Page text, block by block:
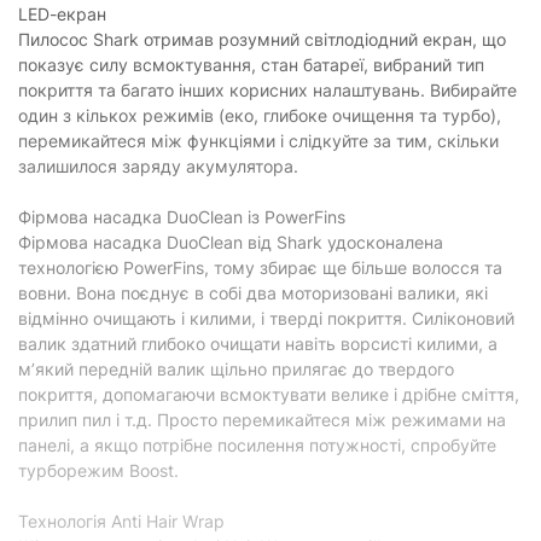
Рівень шуму:
81 дБ
Об'єм пилозбірника
:
0.7 л
Особливості
Еко-режим:
є
Турбо-режим:
є
Насадки
Для меблів: є
Щілинна:
є
М'який валик:
є
LED-екран
Пилосос Shark отримав розумний світлодіодний екран, що
показує силу всмоктування, стан батареї, вибраний тип
покриття та багато інших корисних налаштувань. Вибирайте
один з кількох режимів (еко, глибоке очищення та турбо),
перемикайтеся між функціями і слідкуйте за тим, скільки
залишилося заряду акумулятора.
Фірмова насадка DuoClean із PowerFins
Фірмова насадка DuoClean від Shark удосконалена
технологією PowerFins, тому збирає ще більше волосся та
вовни. Вона поєднує в собі два моторизовані валики, які
відмінно очищають і килими, і тверді покриття. Силіконовий
валик здатний глибоко очищати навіть ворсисті килими, а
м’який передній валик щільно прилягає до твердого
покриття, допомагаючи всмоктувати велике і дрібне сміття,
прилип пил і т.д. Просто перемикайтеся між режимами на
панелі, а якщо потрібне посилення потужності, спробуйте
турборежим Boost.
Технологія Anti Hair Wrap